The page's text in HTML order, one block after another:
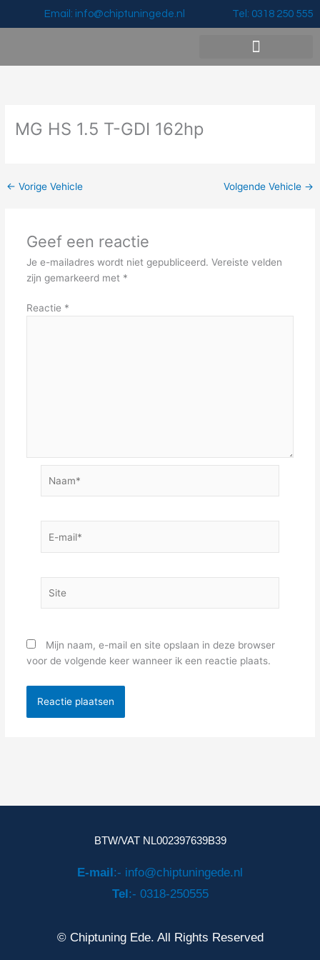
Email: info@chiptuningede.nl Tel: 0318 250 555
MG HS 1.5 T-GDI 162hp
← Vorige Vehicle Volgende Vehicle →
Geef een reactie
Je e-mailadres wordt niet gepubliceerd. Vereiste velden
zijn gemarkeerd met *
Reactie *
mail*
Mijn naam, e-mail en site opslaan in deze browser
voor de volgende keer wanneer ik een reactie plaats.
BTW/VAT NL002397639B39
E-mail :- info@chiptuningede.nl
Tel :- 0318-250555
© Chiptuning Ede. All Rights Reserved